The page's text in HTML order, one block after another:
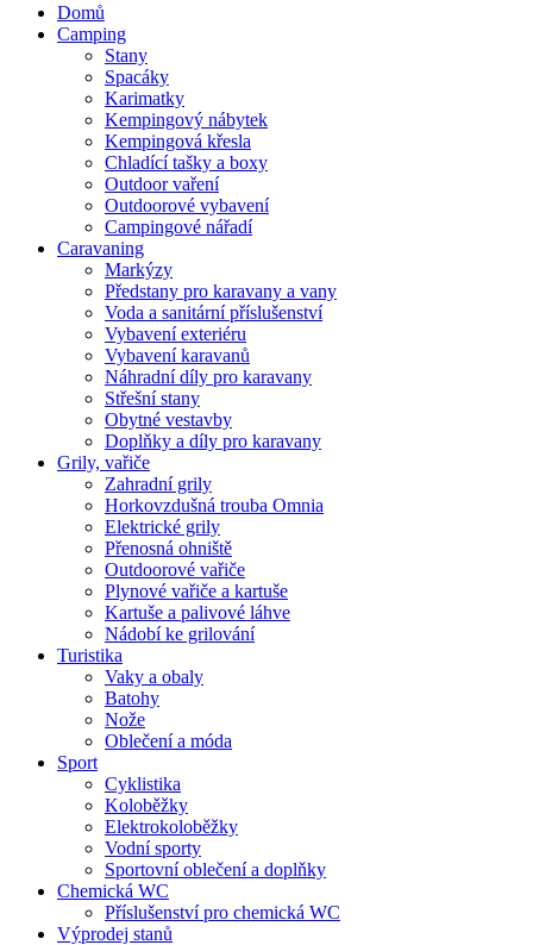
Domů
Camping
Stany
Spacáky
Karimatky
Kempingový nábytek
Kempingová křesla
Chladící tašky a boxy
Outdoor vaření
Outdoorové vybavení
Campingové nářadí
Caravaning
Markýzy
Předstany pro karavany a vany
Voda a sanitární příslušenství
Vybavení exteriéru
Vybavení karavanů
Náhradní díly pro karavany
Střešní stany
Obytné vestavby
Doplňky a díly pro karavany
Grily, vařiče
Zahradní grily
Horkovzdušná trouba Omnia
Elektrické grily
Přenosná ohniště
Outdoorové vařiče
Plynové vařiče a kartuše
Kartuše a palivové láhve
Nádobí ke grilování
Turistika
Vaky a obaly
Batohy
Nože
Oblečení a móda
Sport
Cyklistika
Koloběžky
Elektrokoloběžky
Vodní sporty
Sportovní oblečení a doplňky
Chemická WC
Příslušenství pro chemická WC
Výprodej stanů